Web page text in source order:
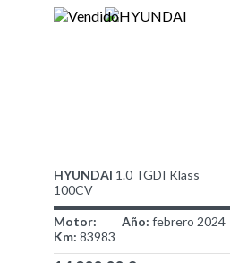
HYUNDAI 1.0 TGDI Klass
100CV
Motor: Año: febrero 2024
Km: 83983